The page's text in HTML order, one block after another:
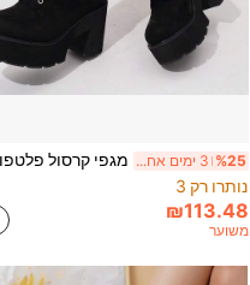
%25 3 ימים אחרונים
נותרו רק 3
₪113.48
משוער